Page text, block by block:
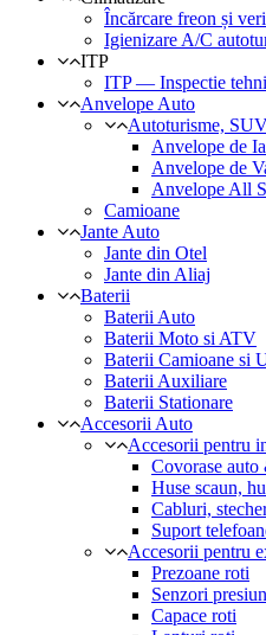
Încărcare freon și
Igienizare A/C
ITP
ITP — Inspectie
Anvelope Auto
Autoturisme,
Anvelope de
Anvelope de
Anvelope All
Camioane
Jante Auto
Jante din Otel
Jante din Aliaj
Baterii
Baterii Auto
Baterii Moto si ATV
Baterii Camioane si
Baterii Auxiliare
Baterii Stationare
Accesorii Auto
Accesorii pentru
Covorase
Huse scaun,
Cabluri,
Suport
Accesorii pentru
Prezoane roti
Senzori
Capace roti